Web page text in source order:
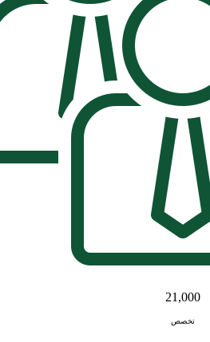
21,000
تخصص